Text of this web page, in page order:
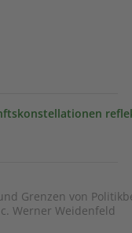
Grenzen von
Werner Weidenfeld